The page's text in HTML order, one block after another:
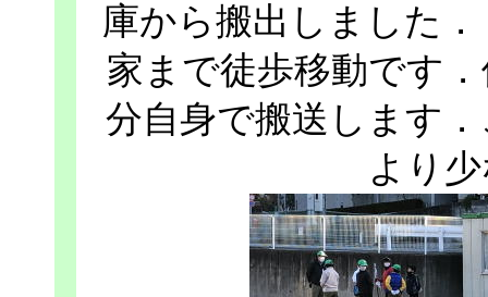
庫から搬出しました
家まで徒歩移動です
分自身で搬送します
より